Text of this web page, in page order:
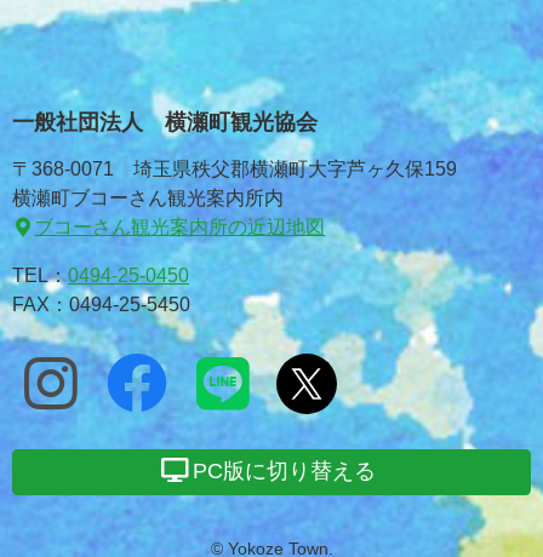
一般社団法人 横瀬町観光協会
〒368-0071 埼玉県秩父郡横瀬町大字芦ヶ久保159
横瀬町ブコーさん観光案内所内
ブコーさん観光案内所の近辺地図
TEL：0494-25-0450
FAX：0494-25-5450
PC版に切り替える
© Yokoze Town.